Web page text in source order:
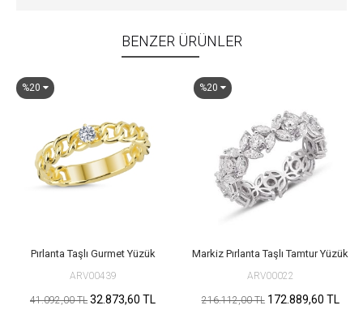
BENZER ÜRÜNLER
%20
Pırlanta Taşlı Gurmet Yüzük
ARV00439
41.092,00 TL 32.873,60 TL
%20
Markiz Pırlanta Taşlı Tamtur Yüzük
ARV00022
216.112,00 TL 172.889,60 TL